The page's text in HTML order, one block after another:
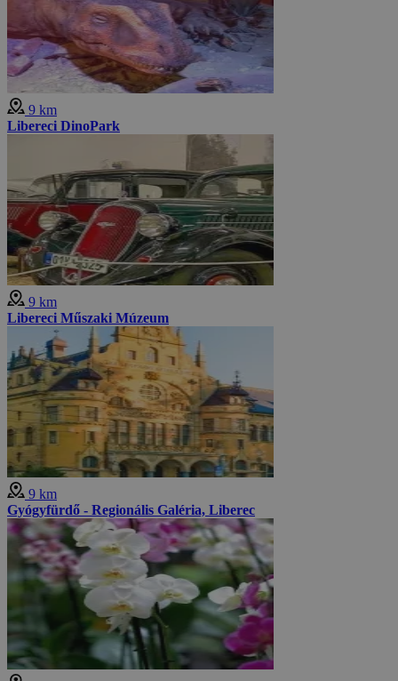
9 km
Libereci DinoPark
9 km
Libereci Műszaki Múzeum
9 km
Gyógyfürdő - Regionális Galéria, Liberec